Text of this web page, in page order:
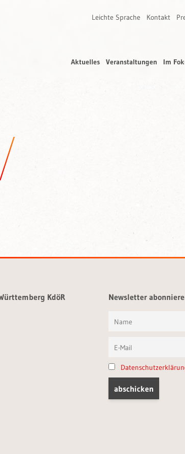
Leichte Sprache Kontakt
Aktuelles Veranstaltungen Im
KdöR
Newsletter